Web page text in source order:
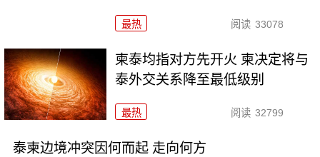
最热 阅读 33078
柬泰均指对方先开火 柬决定将与
泰外交关系降至最低级别
最热 阅读 32799
泰柬边境冲突因何而起 走向何方